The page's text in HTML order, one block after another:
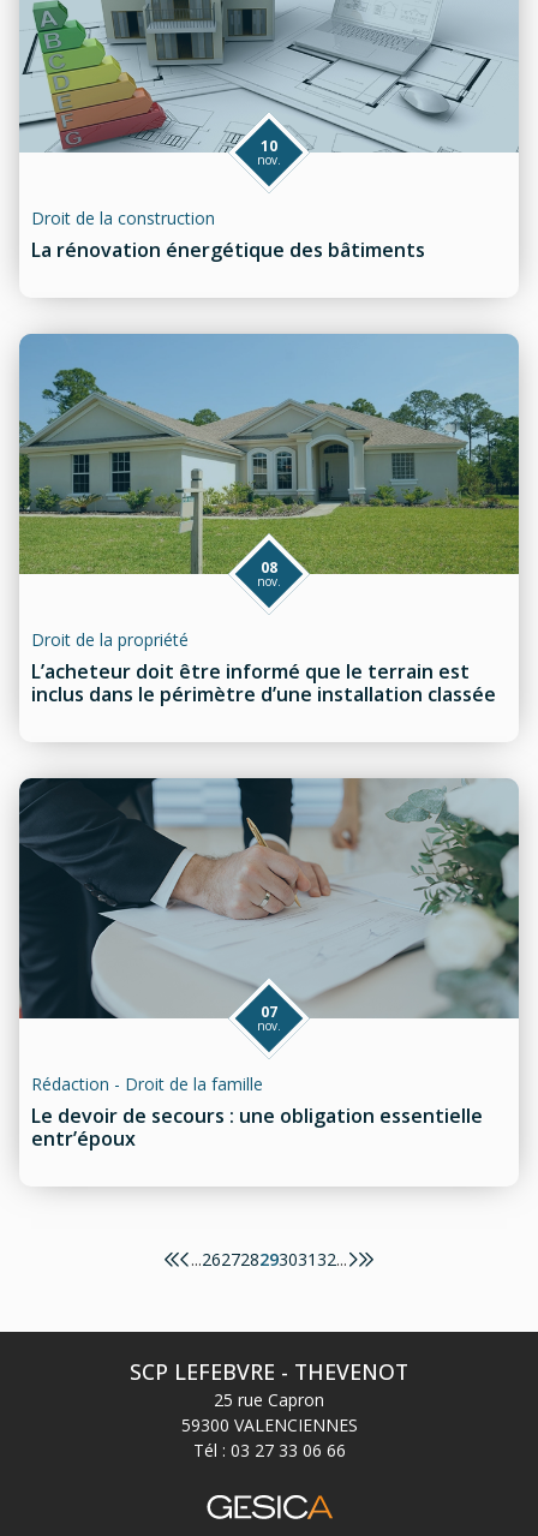
La rénovation énergétique des bâtiments
10
nov.
Droit de la construction
L’acheteur doit être informé que le terrain est
inclus dans le périmètre d’une installation classée
08
nov.
Droit de la propriété
Le devoir de secours : une obligation essentielle
entr’époux
07
nov.
Rédaction - Droit de la famille
...26272829303132...
SCP LEFEBVRE - THEVENOT
25 rue Capron
59300 VALENCIENNES
Tél : 03 27 33 06 66